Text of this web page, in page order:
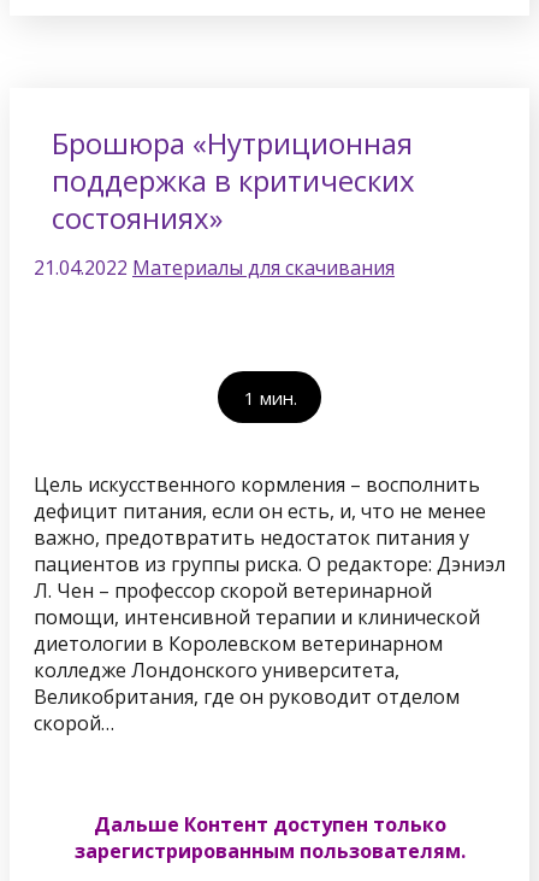
Брошюра «Нутриционная
поддержка в критических
состояниях»
21.04.2022 Материалы для скачивания
1 мин.
Цель искусственного кормления – восполнить
дефицит питания, если он есть, и, что не менее
важно, предотвратить недостаток питания у
пациентов из группы риска. О редакторе: Дэниэл
Л. Чен – профессор скорой ветеринарной
помощи, интенсивной терапии и клинической
диетологии в Королевском ветеринарном
колледже Лондонского университета,
Великобритания, где он руководит отделом
скорой…
Дальше Контент доступен только
зарегистрированным пользователям.